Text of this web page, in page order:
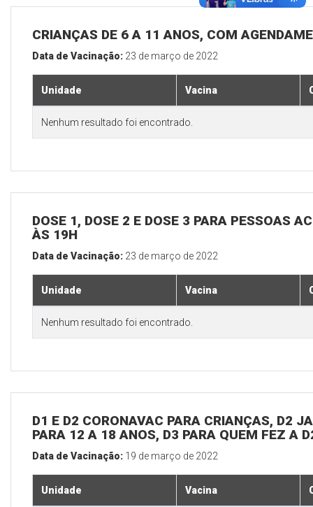
CRIANÇAS DE 6 A 11 ANOS, COM
Data de Vacinação: 23 de março de 2022
Unidade Vacina
Nenhum resultado foi encontrado.
DOSE 1, DOSE 2 E DOSE 3 PARA PESSOAS
ÀS 19H
Data de Vacinação: 23 de março de 2022
Unidade Vacina
Nenhum resultado foi encontrado.
D1 E D2 CORONAVAC PARA CRIANÇAS, D2
PARA 12 A 18 ANOS, D3 PARA QUEM FEZ A
Data de Vacinação: 19 de março de 2022
Unidade Vacina